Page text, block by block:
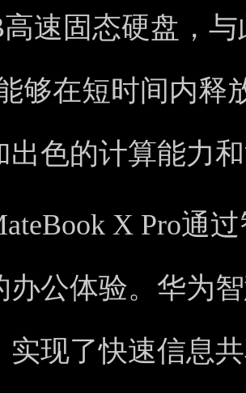
速固态硬盘，
够在短时间内释
出色的计算能力
X Pro通
办公体验。华为
实现了快速信息